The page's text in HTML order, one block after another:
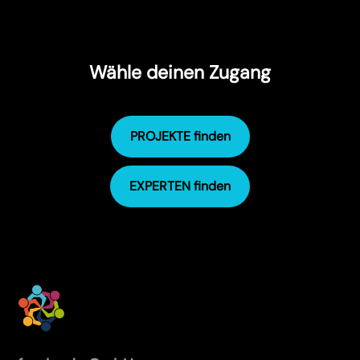
Wähle deinen Zugang
PROJEKTE finden
EXPERTEN finden